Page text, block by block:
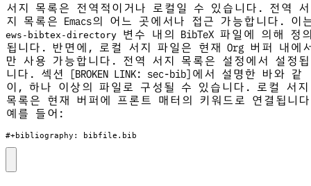
서지 목록은 전역적이거나 로컬일 수 있습니다. 전역 서
지 목록은 Emacs의 어느 곳에서나 접근 가능합니다. 이
ews-bibtex-directory
변수 내의 BibTeX 파일에 의해 정
됩니다. 반면에, 로컬 서지 파일은 현재 Org 버퍼 내에
만 사용 가능합니다. 전역 서지 목록은 설정에서 설정됩
니다. 섹션 [BROKEN LINK: sec-bib]에서 설명한 바와 같
이, 하나 이상의 파일로 구성될 수 있습니다. 로컬 서지
목록은 현재 버퍼에 프론트 매터의 키워드로 연결됩니
예를 들어:
#+bibliography: bibfile.bib